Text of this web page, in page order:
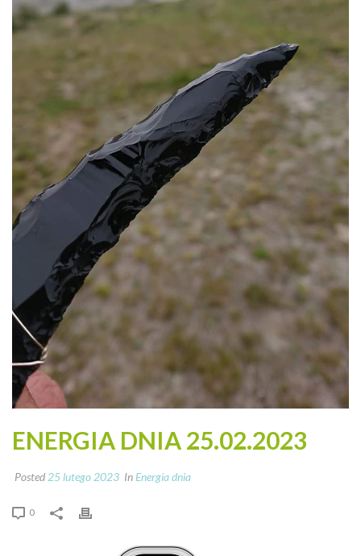
ENERGIA DNIA 25.02.2023
Posted 25 lutego 2023 In Energia dnia
0